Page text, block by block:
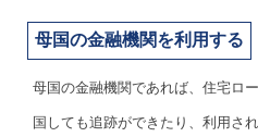
母国の金融機関を利用する
母国の金融機関であれば、住宅ロ
国しても追跡ができたり、利用さ